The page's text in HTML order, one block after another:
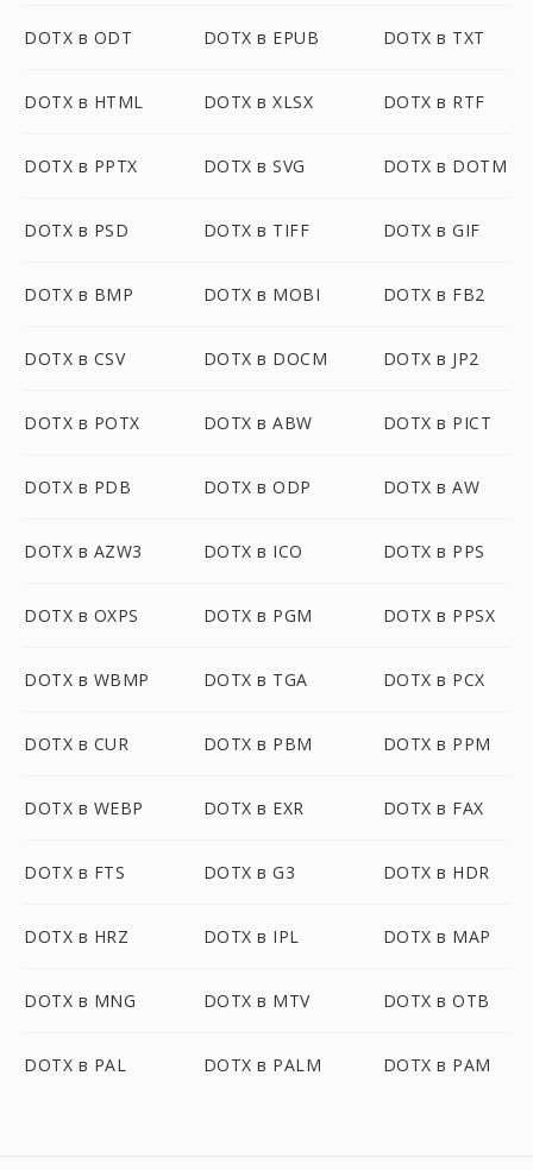
DOTX в ODT DOTX в EPUB DOTX в TXT
DOTX в HTML DOTX в XLSX DOTX в RTF
DOTX в PPTX DOTX в SVG DOTX в DOTM
DOTX в PSD DOTX в TIFF DOTX в GIF
DOTX в BMP DOTX в MOBI DOTX в FB2
DOTX в CSV DOTX в DOCM DOTX в JP2
DOTX в POTX DOTX в ABW DOTX в PICT
DOTX в PDB DOTX в ODP DOTX в AW
DOTX в AZW3 DOTX в ICO DOTX в PPS
DOTX в OXPS DOTX в PGM DOTX в PPSX
DOTX в WBMP DOTX в TGA DOTX в PCX
DOTX в CUR DOTX в PBM DOTX в PPM
DOTX в WEBP DOTX в EXR DOTX в FAX
DOTX в FTS DOTX в G3 DOTX в HDR
DOTX в HRZ DOTX в IPL DOTX в MAP
DOTX в MNG DOTX в MTV DOTX в OTB
DOTX в PAL DOTX в PALM DOTX в PAM